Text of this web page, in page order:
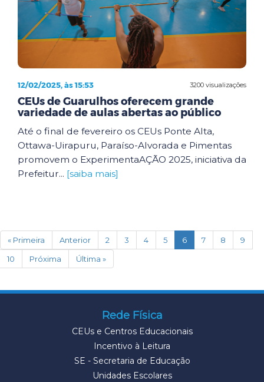
3200 visualizações
12/02/2025, às 15:53
CEUs de Guarulhos oferecem grande
variedade de aulas abertas ao público
Até o final de fevereiro os CEUs Ponte Alta,
Ottawa-Uirapuru, Paraíso-Alvorada e Pimentas
promovem o ExperimentaAÇÃO 2025, iniciativa da
Prefeitur... [saiba mais]
« Primeira Anterior 2 3 4 5 6(current)
7 8
9
10
Próxima Última »
Rede Física
CEUs e Centros Educacionais
Incentivo à Leitura
SE - Secretaria de Educação
Unidades Escolares